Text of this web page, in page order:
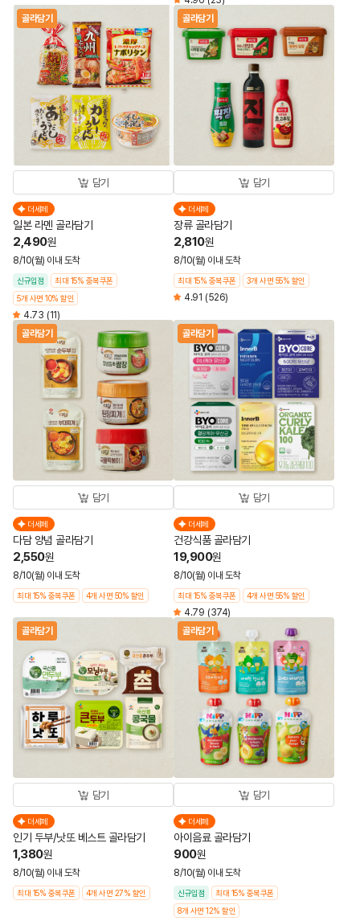
골라담기
담기
더세페
일본 라멘 골라담기
2,490원
8/10(월) 이내 도착
신규입점
최대 15% 중복쿠폰
5개 사면 10% 할인
4.73 (11)
골라담기
담기
더세페
장류 골라담기
2,810원
8/10(월) 이내 도착
최대 15% 중복쿠폰 3개 사면 55% 할인
4.91 (526)
골라담기
담기
더세페
다담 양념 골라담기
2,550원
8/10(월) 이내 도착
최대 15% 중복쿠폰 4개 사면 50% 할인
골라담기
담기
더세페
건강식품 골라담기
19,900원
8/10(월) 이내 도착
최대 15% 중복쿠폰 4개 사면 55% 할인
4.79 (374)
골라담기
담기
더세페
인기 두부/낫또 베스트 골라담기
1,380원
8/10(월) 이내 도착
최대 15% 중복쿠폰 4개 사면 27% 할인
골라담기
담기
더세페
아이음료 골라담기
900원
8/10(월) 이내 도착
신규입점
최대 15% 중복쿠폰
8개 사면 12% 할인